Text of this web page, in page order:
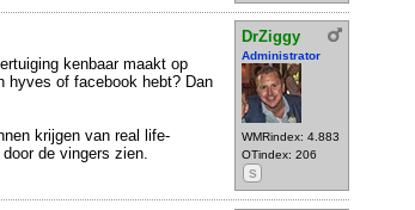
DrZiggy
Administrator
WMRindex: 4.883
OTindex: 206
S
kenbaar maakt op
hyves of facebook hebt? Dan
krijgen van real life-
de vingers zien.